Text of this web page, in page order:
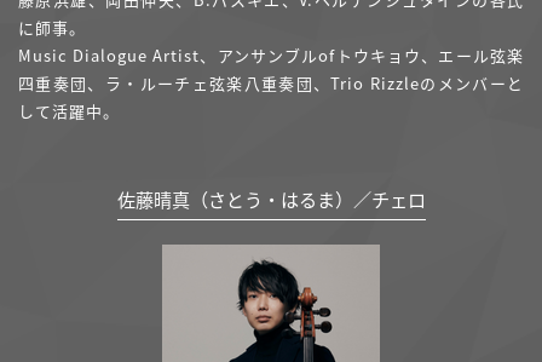
に師事。
Music Dialogue Artist、アンサンブルofトウキョウ、エール弦楽
四重奏団、ラ・ルーチェ弦楽八重奏団、Trio Rizzleのメンバーと
して活躍中。
佐藤晴真（さとう・はるま）／チェロ